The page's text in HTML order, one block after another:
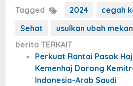
Tagged 2024 cegah
Sehat
usulkan ubah
berita TERKAIT
Perkuat Rantai Pasok
Kemenhaj Dorong
Indonesia-Arab Saudi